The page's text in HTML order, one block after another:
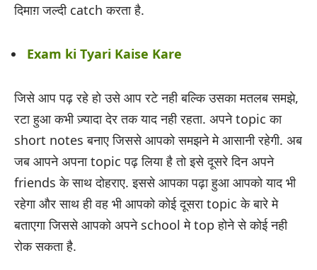
दिमाग़ जल्दी catch करता है.
Exam ki Tyari Kaise Kare
जिसे आप पढ़ रहे हो उसे आप रटे नही बल्कि उसका मतलब समझे,
रटा हुआ कभी ज़्यादा देर तक याद नही रहता. अपने topic का
short notes बनाए जिससे आपको समझने मे आसानी रहेगी. अब
जब आपने अपना topic पढ़ लिया है तो इसे दूसरे दिन अपने
friends के साथ दोहराए. इससे आपका पढ़ा हुआ आपको याद भी
रहेगा और साथ ही वह भी आपको कोई दूसरा topic के बारे मे
बताएगा जिससे आपको अपने school मे top होने से कोई नही
रोक सकता है.